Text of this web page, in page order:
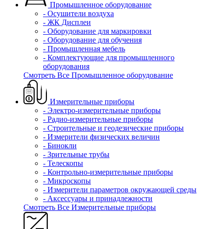
Промышленное оборудование
- Осушители воздуха
- ЖК Дисплеи
- Оборудование для маркировки
- Оборудование для обучения
- Промышленная мебель
- Комплектующие для промышленного
оборудования
Смотреть Все Промышленное оборудование
Измерительные приборы
- Электро-измерительные приборы
- Радио-измерительные приборы
- Строительные и геодезические приборы
- Измерители физических величин
- Бинокли
- Зрительные трубы
- Телескопы
- Контрольно-измерительные приборы
- Микроскопы
- Измерители параметров окружающей среды
- Аксессуары и принадлежности
Смотреть Все Измерительные приборы